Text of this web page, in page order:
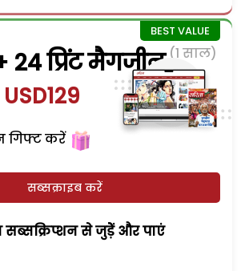
24 प्रिंट मैगजीन (1 साल)
USD129
गिफ्ट करें
सब्सक्राइब करें
सब्सक्रिप्शन से जुड़ेें और पाएं